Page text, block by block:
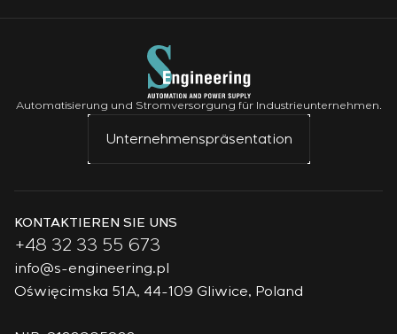
Automatisierung und Stromversorgung für Industrieunternehmen.
Unternehmenspräsentation
KONTAKTIEREN SIE UNS
+48 32 33 55 673
info@s-engineering.pl
Oświęcimska 51A, 44-109 Gliwice, Poland